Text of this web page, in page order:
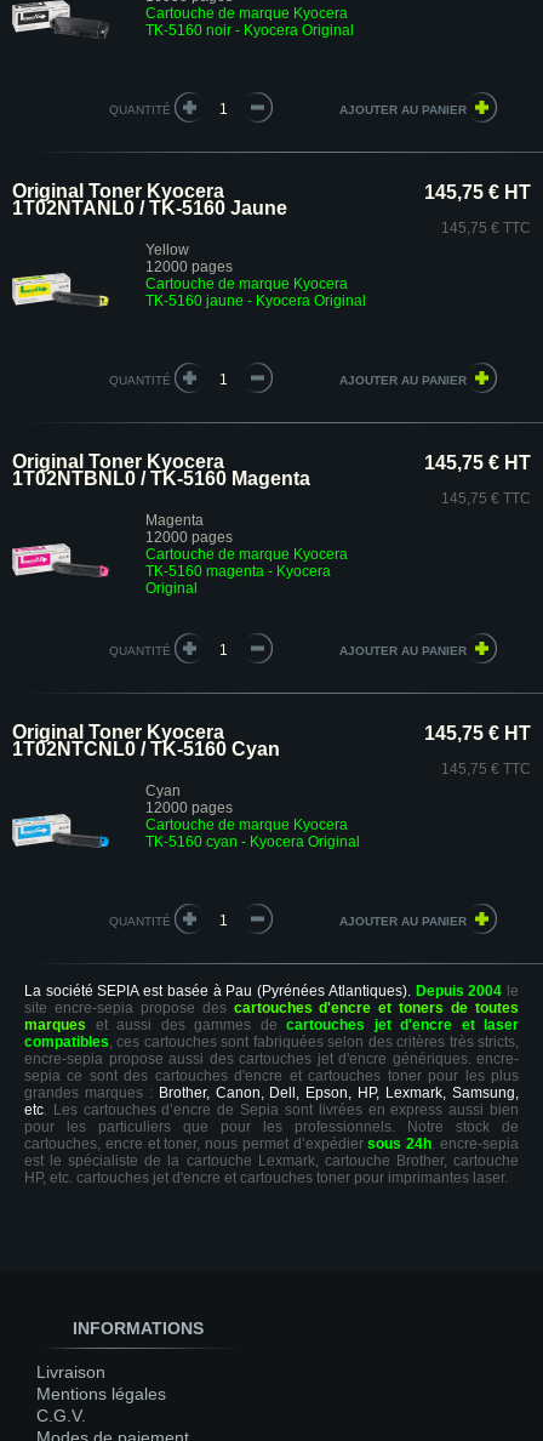
Cartouche de marque Kyocera
TK-5160 noir - Kyocera Original
QUANTITÉ
Original Toner Kyocera
1T02NTANL0 / TK-5160 Jaune
Yellow
12000 pages
Cartouche de marque Kyocera
TK-5160 jaune - Kyocera Original
145,75 € HT
145,75 € TTC
QUANTITÉ
Original Toner Kyocera
1T02NTBNL0 / TK-5160 Magenta
Magenta
12000 pages
Cartouche de marque Kyocera
TK-5160 magenta - Kyocera
Original
145,75 € HT
145,75 € TTC
QUANTITÉ
Original Toner Kyocera
1T02NTCNL0 / TK-5160 Cyan
Cyan
12000 pages
Cartouche de marque Kyocera
TK-5160 cyan - Kyocera Original
145,75 € HT
145,75 € TTC
QUANTITÉ
La société SEPIA est basée à Pau (Pyrénées Atlantiques). Depuis 2004 le
site encre-sepia propose des cartouches d'encre et toners de toutes
marques et aussi des gammes de cartouches jet d'encre et laser
compatibles, ces cartouches sont fabriquées selon des critères très stricts,
encre-sepia propose aussi des cartouches jet d'encre génériques. encre-
sepia ce sont des cartouches d'encre et cartouches toner pour les plus
grandes marques : Brother, Canon, Dell, Epson, HP, Lexmark, Samsung,
etc. Les cartouches d’encre de Sepia sont livrées en express aussi bien
pour les particuliers que pour les professionnels. Notre stock de
cartouches, encre et toner, nous permet d’expédiersous 24h. encre-sepia
est le spécialiste de la cartouche Lexmark, cartouche Brother, cartouche
HP, etc. cartouches jet d'encre et cartouches toner pour imprimantes laser.
INFORMATIONS
Livraison
Mentions légales
C.G.V.